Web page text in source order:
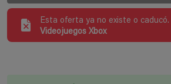
Esta oferta ya no existe o caducó.
Videojuegos Xbox